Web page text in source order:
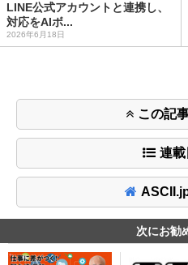
LINE公式アカウントと連携し、
対応をAIボ...
2026年6月18日
この記
連
次にお勧